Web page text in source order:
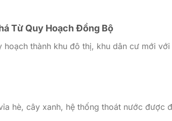
Từ Quy Hoạch Đồng Bộ
thành khu đô thị, khu dân cư mới với
hè, cây xanh, hệ thống thoát nước được